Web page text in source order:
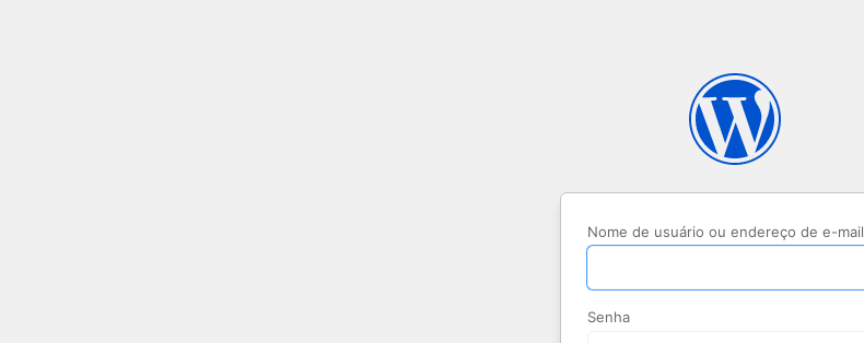
Nome de usuário ou endereço de e-mail
Senha